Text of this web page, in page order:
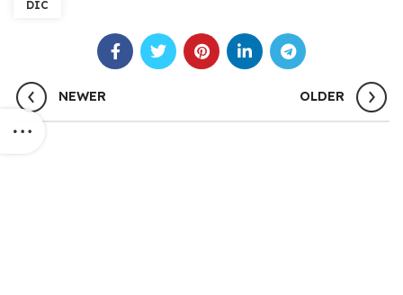
DIC
NEWER OLDER